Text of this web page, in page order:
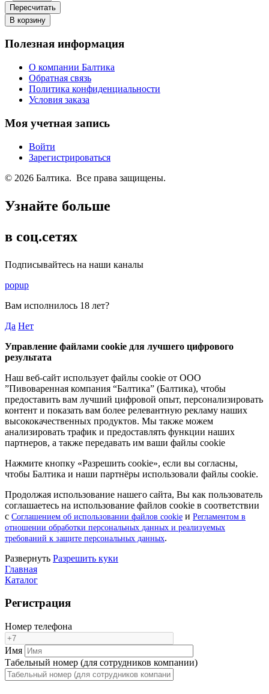
Пересчитать
В корзину
Полезная информация
О компании Балтика
Обратная связь
Политика конфиденциальности
Условия заказа
Моя учетная запись
Войти
Зарегистрироваться
© 2026 Балтика. Все права защищены.
Узнайте больше
в соц.сетях
Подписывайтесь на наши каналы
popup
Вам исполнилось 18 лет?
Да Нет
Управление файлами cookie для лучшего цифрового
результата
Наш веб-сайт использует файлы cookie от ООО
”Пивоваренная компания “Балтика” (Балтика), чтобы
предоставить вам лучший цифровой опыт, персонализировать
контент и показать вам более релевантную рекламу наших
высококачественных продуктов. Мы также можем
анализировать трафик и предоставлять функции наших
партнеров, а также передавать им ваши файлы cookie
Нажмите кнопку «Разрешить cookie», если вы согласны,
чтобы Балтика и наши партнёры использовали файлы cookie.
Продолжая использование нашего сайта, Вы как пользователь
соглашаетесь на использование файлов cookie в соответствии
с Соглашением об использовании файлов cookie и Регламентом в
отношении обработки персональных данных и реализуемых
требований к защите персональных данных.
Pазвернуть Разрешить куки
Главная
Каталог
Регистрация
Номер телефона
Имя
Табельный номер (для сотрудников компании)